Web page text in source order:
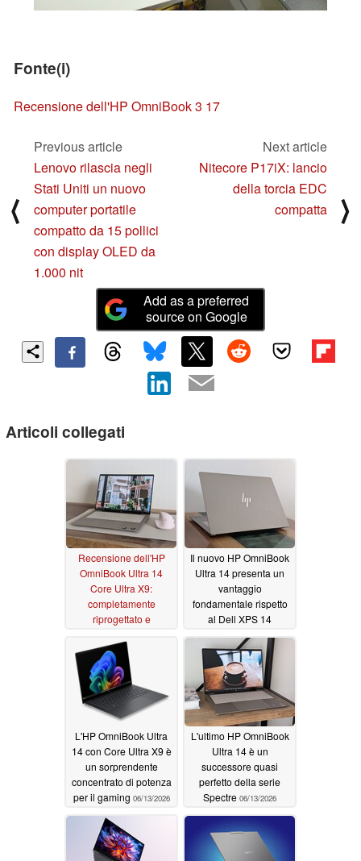
Fonte(i)
Recensione dell'HP OmniBook 3 17
⟨
Previous article
Lenovo rilascia negli
Stati Uniti un nuovo
computer portatile
compatto da 15 pollici
con display OLED da
1.000 nit
Next article
Nitecore P17iX: lancio
della torcia EDC
compatta
⟩
Add as a preferred
source on Google
Articoli collegati
Recensione dell'HP
OmniBook Ultra 14
Core Ultra X9:
completamente
riprogettato e
rispetto al modello
precedente 06/13/2026
Il nuovo HP OmniBook
Ultra 14 presenta un
vantaggio
fondamentale rispetto
al Dell XPS 14
06/13/2026
L'HP OmniBook Ultra
14 con Core Ultra X9 è
un sorprendente
concentrato di potenza
per il gaming 06/13/2026
L'ultimo HP OmniBook
Ultra 14 è un
successore quasi
perfetto della serie
Spectre 06/13/2026